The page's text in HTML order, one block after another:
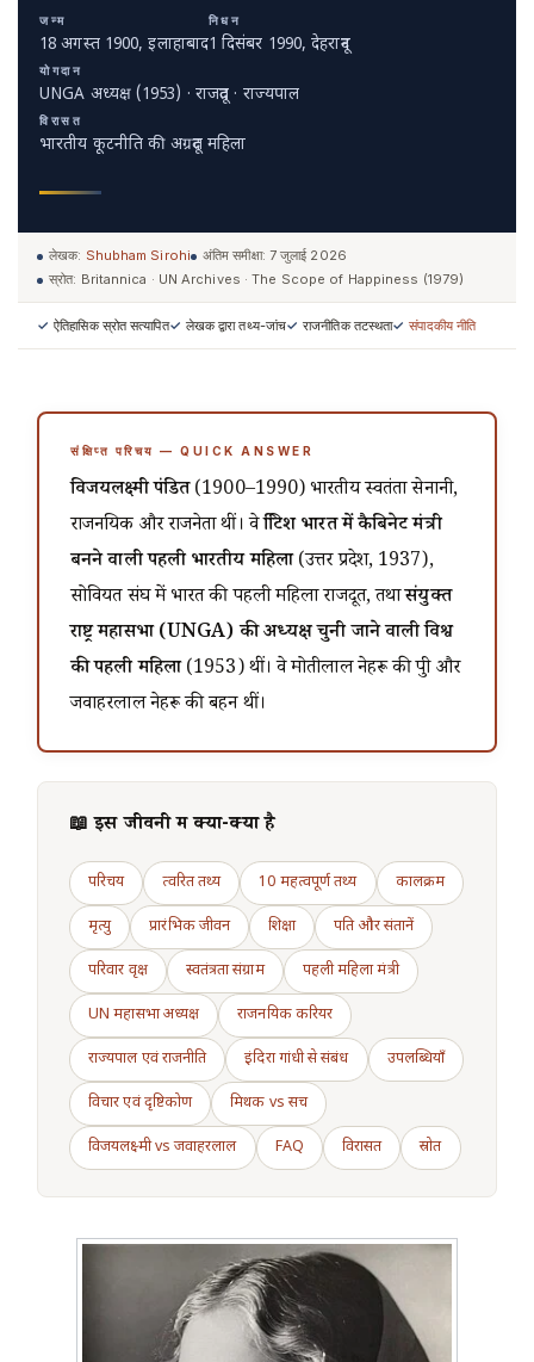
जन्म
18 अगस्त 1900, इलाहाबाद
निधन
1 दिसंबर 1990, देहरादून
योगदान
UNGA अध्यक्ष (1953) · राजदूत · राज्यपाल
विरासत
भारतीय कूटनीति की अग्रदूत महिला
लेखक: Shubham Sirohi अंतिम समीक्षा: 7 जुलाई 2026
स्रोत: Britannica · UN Archives · The Scope of Happiness (1979)
ऐतिहासिक स्रोत सत्यापित लेखक द्वारा तथ्य-जांच राजनीतिक तटस्थता संपादकीय नीति
संक्षिप्त परिचय — QUICK ANSWER
विजयलक्ष्मी पंडित(1900–1990) भारतीय स्वतंत्रता सेनानी,
राजनयिक और राजनेता थीं। वेब्रिटिश भारत में कैबिनेट मंत्री
बनने वाली पहली भारतीय महिला(उत्तर प्रदेश, 1937),
सोवियत संघ में भारत की पहली महिला राजदूत, तथासंयुक्त
राष्ट्र महासभा (UNGA) की अध्यक्ष चुनी जाने वाली विश्व
की पहली महिला(1953) थीं। वे मोतीलाल नेहरू की पुत्री और
जवाहरलाल नेहरू की बहन थीं।
📖 इस जीवनी में क्या-क्या है
परिचय त्वरित तथ्य 10 महत्वपूर्ण तथ्य कालक्रम
मृत्यु प्रारंभिक जीवन शिक्षा पति और संतानें
परिवार वृक्ष स्वतंत्रता संग्राम पहली महिला मंत्री
UN महासभा अध्यक्ष राजनयिक करियर
राज्यपाल एवं राजनीति इंदिरा गांधी से संबंध उपलब्धियाँ
विचार एवं दृष्टिकोण मिथक vs सच
विजयलक्ष्मी vs जवाहरलाल FAQ विरासत स्रोत